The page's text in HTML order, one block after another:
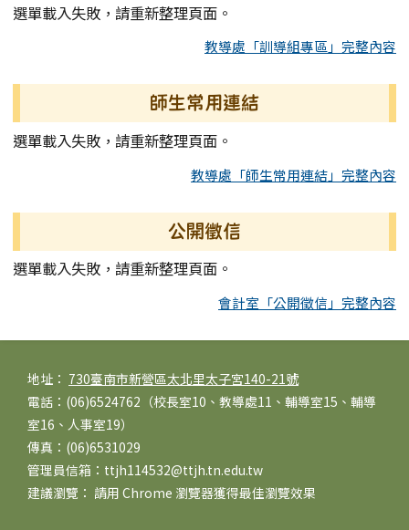
選單載入失敗，請重新整理頁面。
教導處「訓導組專區」完整內容
師生常用連結
選單載入失敗，請重新整理頁面。
教導處「師生常用連結」完整內容
公開徵信
選單載入失敗，請重新整理頁面。
會計室「公開徵信」完整內容
頁尾區域內容
地址： 730臺南市新營區太北里太子宮140-21號
電話：(06)6524762（校長室10、教導處11、輔導室15、輔導
室16、人事室19）
傳真：(06)6531029
管理員信箱：ttjh114532@ttjh.tn.edu.tw
建議瀏覽： 請用 Chrome 瀏覽器獲得最佳瀏覽效果